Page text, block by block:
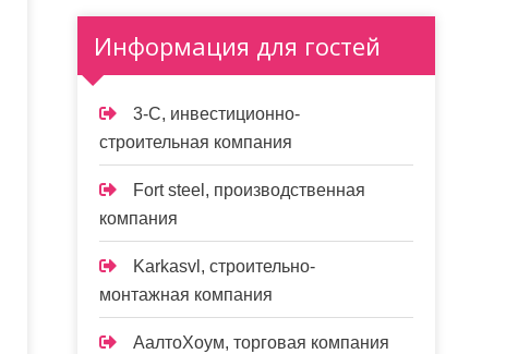
Информация для гостей
3-С, инвестиционно-
строительная компания
Fort steel, производственная
компания
Karkasvl, строительно-
монтажная компания
АалтоХоум, торговая компания